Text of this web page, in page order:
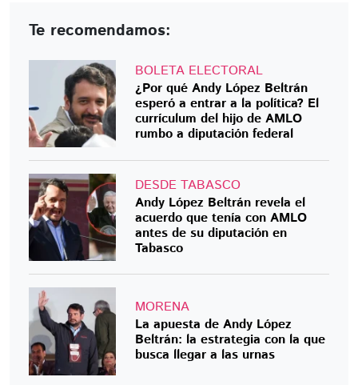
Te recomendamos:
BOLETA ELECTORAL
¿Por qué Andy López Beltrán
esperó a entrar a la política? El
currículum del hijo de AMLO
rumbo a diputación federal
DESDE TABASCO
Andy López Beltrán revela el
acuerdo que tenía con AMLO
antes de su diputación en
Tabasco
MORENA
La apuesta de Andy López
Beltrán: la estrategia con la que
busca llegar a las urnas